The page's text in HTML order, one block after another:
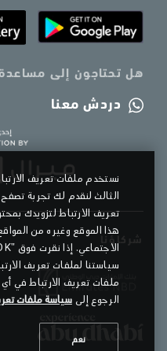
هل تحتاجون إلى
دردش معنا
نستخدم ملفات تعريف
الثالث لنقدم لك تجربة
تعريف الارتباط لتزويدك
هذا الموقع وغيره من
سياستنا لملفات تعريف
ملفات تعريف الارتباط في
الرجوع إلى سياسة ملفات
نعم